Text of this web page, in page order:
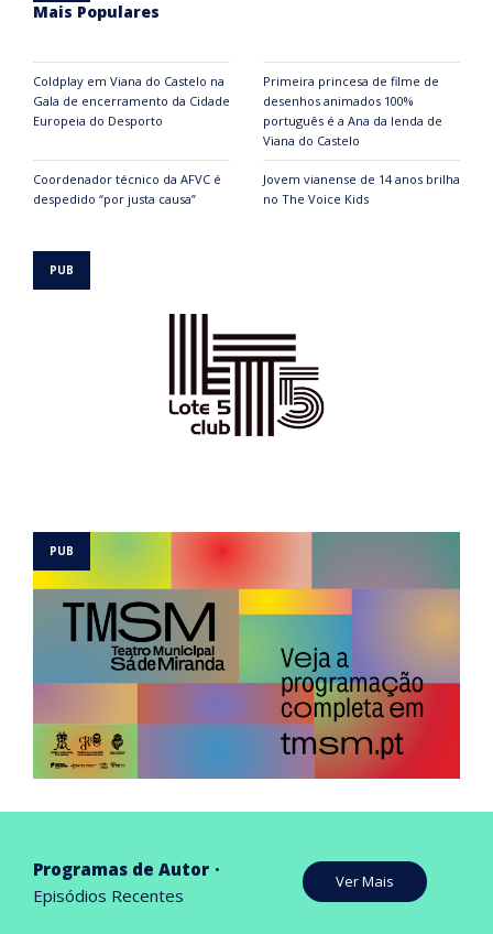
Mais Populares
Coldplay em Viana do Castelo na
Gala de encerramento da Cidade
Europeia do Desporto
Primeira princesa de filme de
desenhos animados 100%
português é a Ana da lenda de
Viana do Castelo
Coordenador técnico da AFVC é
despedido “por justa causa”
Jovem vianense de 14 anos brilha
no The Voice Kids
Programas de Autor
Episódios Recentes
Ver Mais